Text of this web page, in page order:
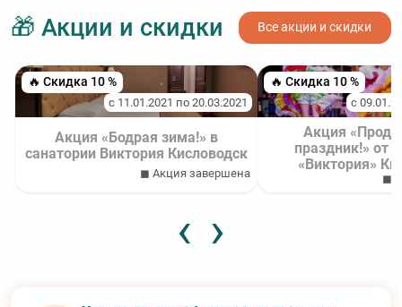
кустарники, декоративные фигуры, скамейки,
фонари и фонтаны. Вместе это образует единый
эстетичный ансамбль — пребывание в нем
Два обеденных зала
. В «Виктории» есть два
основных зала — «Сапфир» вместимостью на 202
персоны и «Рубин» вместимостью на 136 человек.
Также имеется VIP-зал — ресторан на 11-ом этаже.
Везде действует система «шведский стол» и
предлагаются 11 диет на выбор.
🎁 Акции и скидки Все акции и скидки
🔥 Скидка 10 %
с 11.01.2021 по 20.03.2021
Акция «Бодрая зима!» в
санатории Виктория Кисловодск
◼ Акция завершена
🔥 Скидка 10 %
с
Акция
праздник!» от
«Виктория»
◼
‹ ›